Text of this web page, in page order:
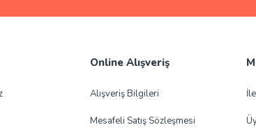
Gönder
Online Alışveriş
Alışveriş Bilgileri
Mesafeli Satış Sözleşmesi